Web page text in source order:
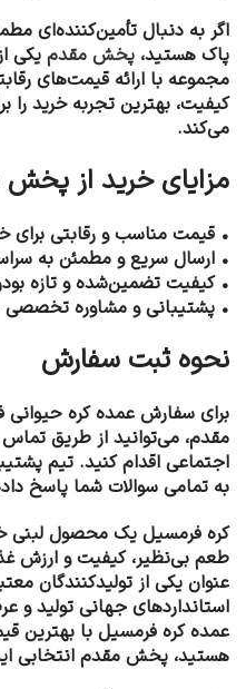
اگر به دنبال تأمین‌کننده‌ای
پاک هستید، پخش مقدم یکی
مجموعه با ارائه قیمت‌های
کیفیت، بهترین تجربه خرید
می‌کند.
مزایای خرید از
• قیمت مناسب و رقابتی برای
• ارسال سریع و مطمئن به
• کیفیت تضمین‌شده و تازه
• پشتیبانی و مشاوره
نحوه ثبت سفارش
مقدم، می‌توانید از طریق
اجتماعی اقدام کنید. تیم
به تمامی سوالات شما پاسخ
کره فرمسیل یک محصول لبنی
طعم بی‌نظیر، کیفیت و ارزش
عنوان یکی از تولیدکنندگان
استانداردهای جهانی تولید و
عمده کره فرمسیل با بهترین
هستید، پخش مقدم انتخابی